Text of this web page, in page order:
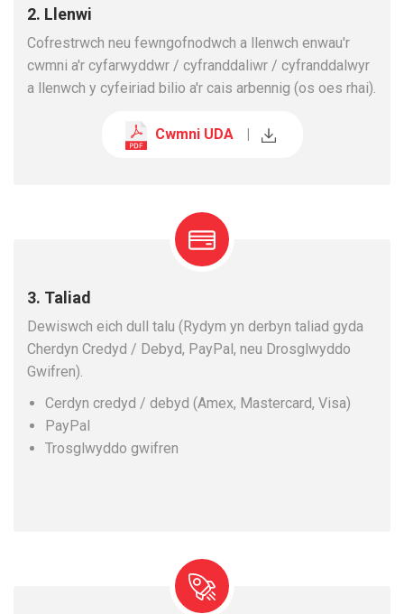
2. Llenwi
Cofrestrwch neu fewngofnodwch a llenwch enwau'r
cwmni a'r cyfarwyddwr / cyfranddaliwr / cyfranddalwyr
a llenwch y cyfeiriad bilio a'r cais arbennig (os oes rhai).
Cwmni UDA |
3. Taliad
Dewiswch eich dull talu (Rydym yn derbyn taliad gyda
Cherdyn Credyd / Debyd, PayPal, neu Drosglwyddo
Gwifren).
Cerdyn credyd / debyd (Amex, Mastercard, Visa)
PayPal
Trosglwyddo gwifren